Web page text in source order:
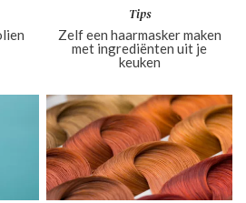
Tips
Zelf een haarmasker maken
met ingrediënten uit je
keuken